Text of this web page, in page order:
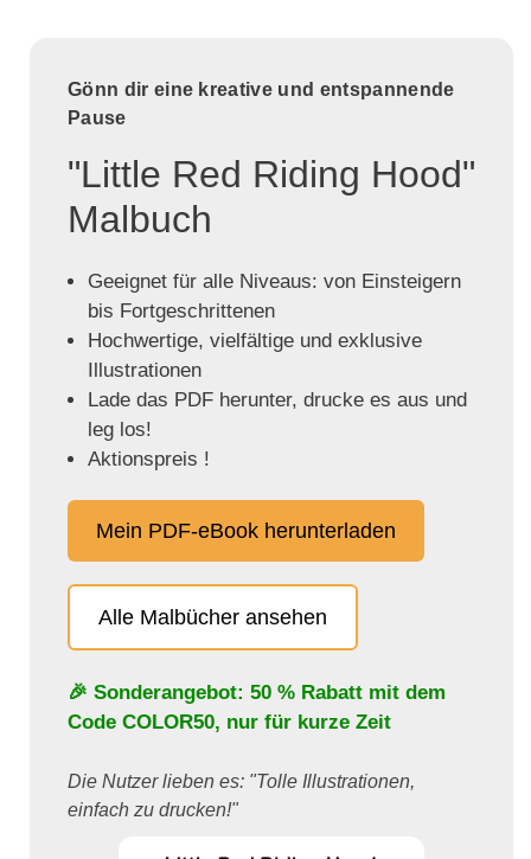
Gönn dir eine kreative und entspannende
Pause
"Little Red Riding Hood"
Malbuch
Geeignet für alle Niveaus: von Einsteigern
bis Fortgeschrittenen
Hochwertige, vielfältige und exklusive
Illustrationen
Lade das PDF herunter, drucke es aus und
leg los!
Aktionspreis !
Mein PDF-eBook herunterladen
Alle Malbücher ansehen
🎉 Sonderangebot: 50 % Rabatt mit dem
Code COLOR50, nur für kurze Zeit
Die Nutzer lieben es: "Tolle Illustrationen,
einfach zu drucken!"